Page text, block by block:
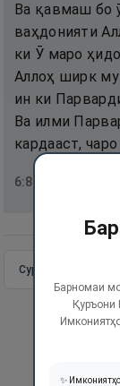
Ва қавмаш бо
ваҳдонияти
ки Ӯ маро
Аллоҳ ширк
ин ки
Ва илми
кардааст,
6:80
Сураи пурра
Барномаи
Қуръони
✨